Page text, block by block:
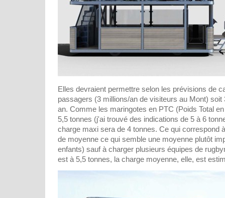
Elles devraient permettre selon les prévisions de
passagers (3 millions/an de visiteurs au Mont) soit
an. Comme les maringotes en PTC (Poids Total
5,5 tonnes (j'ai trouvé des indications de 5 à 6
charge maxi sera de 4 tonnes. Ce qui correspond
de moyenne ce qui semble une moyenne plutôt
enfants) sauf à charger plusieurs équipes de
est à 5,5 tonnes, la charge moyenne, elle, est